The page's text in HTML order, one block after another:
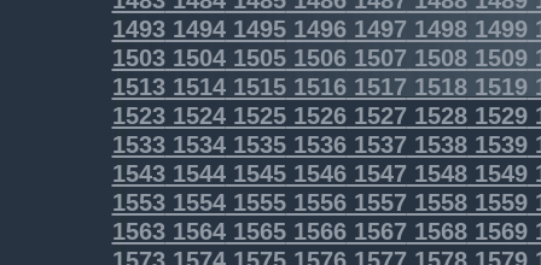
14931494149514961497 14981499
15031504150515061507 15081509
15131514151515161517 15181519
1523152415251526152715281529
1533153415351536153715381539
1543154415451546154715481549
1553155415551556155715581559
1563156415651566156715681569